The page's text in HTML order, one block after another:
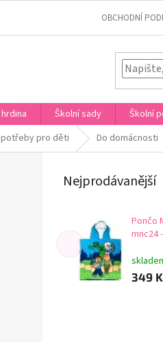
OBCHODNÍ
Školní sady Školní
pro děti Do domácnosti
Nejprodávanější
Pončo
mnc24
349